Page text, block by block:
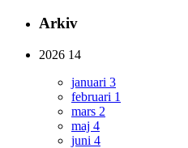
Arkiv
2026 14
januari 3
februari 1
mars 2
maj 4
juni 4